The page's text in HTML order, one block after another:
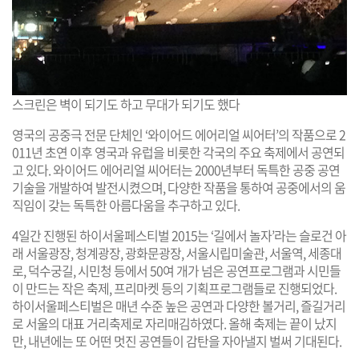
스크린은 벽이 되기도 하고 무대가 되기도 했다
영국의 공중극 전문 단체인 ‘와이어드 에어리얼 씨어터’의 작품으로 2
011년 초연 이후 영국과 유럽을 비롯한 각국의 주요 축제에서 공연되
고 있다. 와이어드 에어리얼 씨어터는 2000년부터 독특한 공중 공연
기술을 개발하여 발전시켰으며, 다양한 작품을 통하여 공중에서의 움
직임이 갖는 독특한 아름다움을 추구하고 있다.
4일간 진행된 하이서울페스티벌 2015는 ‘길에서 놀자’라는 슬로건 아
래 서울광장, 청계광장, 광화문광장, 서울시립미술관, 서울역, 세종대
로, 덕수궁길, 시민청 등에서 50여 개가 넘은 공연프로그램과 시민들
이 만드는 작은 축제, 프리마켓 등의 기획프로그램들로 진행되었다.
하이서울페스티벌은 매년 수준 높은 공연과 다양한 볼거리, 즐길거리
로 서울의 대표 거리축제로 자리매김하였다. 올해 축제는 끝이 났지
만, 내년에는 또 어떤 멋진 공연들이 감탄을 자아낼지 벌써 기대된다.